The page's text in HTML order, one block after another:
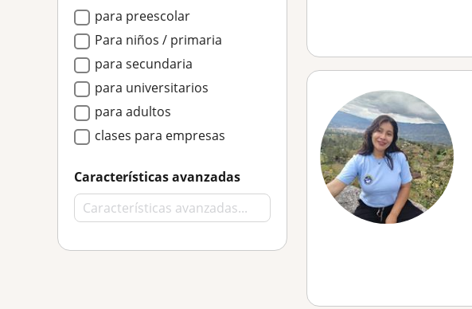
para preescolar
Para niños / primaria
para secundaria
para universitarios
para adultos
clases para empresas
Características avanzadas